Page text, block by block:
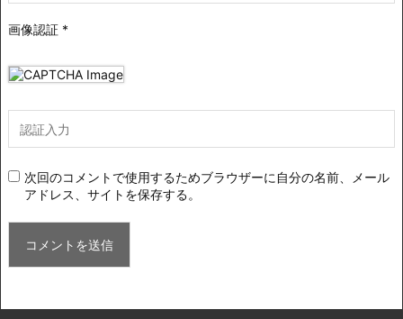
画像認証 *
次回のコメントで使用するためブラウザーに自分の名前、メール
アドレス、サイトを保存する。